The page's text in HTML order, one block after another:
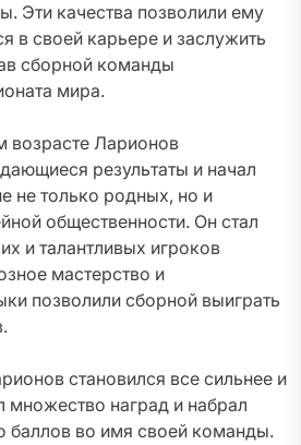
Эти качества позволили ему
в своей карьере и заслужить
сборной команды
мира.
возрасте Ларионов
результаты и начал
не только родных, но и
общественности. Он стал
и талантливых игроков
мастерство и
позволили сборной выиграть
становился все сильнее и
множество наград и набрал
баллов во имя своей команды.